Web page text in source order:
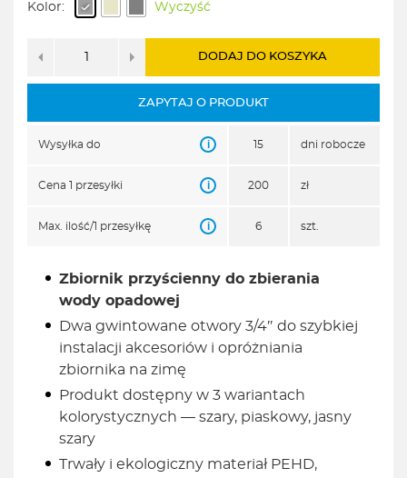
Kolor: Wyczyść
DODAJ DO KOSZYKA
ZAPYTAJ O PRODUKT
Wysyłka do i 15 dni robocze
Cena 1 przesyłki i 200 zł
Max. ilość/1 przesyłkę i 6 szt.
Zbiornik przyścienny do zbierania
wody opadowej
Dwa gwintowane otwory 3/4″ do szybkiej
instalacji akcesoriów i opróżniania
zbiornika na zimę
Produkt dostępny w 3 wariantach
kolorystycznych — szary, piaskowy, jasny
szary
Trwały i ekologiczny materiał PEHD,